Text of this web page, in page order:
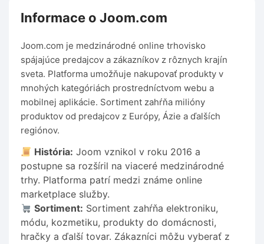
Informace o Joom.com
Joom.com je medzinárodné online trhovisko
spájajúce predajcov a zákazníkov z rôznych krajín
sveta. Platforma umožňuje nakupovať produkty v
mnohých kategóriách prostredníctvom webu a
mobilnej aplikácie. Sortiment zahŕňa milióny
produktov od predajcov z Európy, Ázie a ďalších
regiónov.
História: Joom vznikol v roku 2016 a
postupne sa rozšíril na viaceré medzinárodné
trhy. Platforma patrí medzi známe online
marketplace služby.
Sortiment: Sortiment zahŕňa elektroniku,
módu, kozmetiku, produkty do domácnosti,
hračky a ďalší tovar. Zákazníci môžu vyberať z